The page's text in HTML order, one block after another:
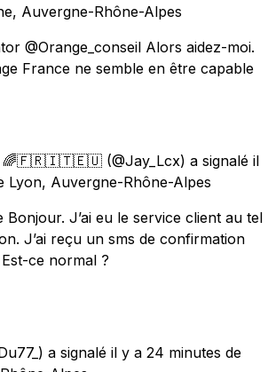
Auvergne-Rhône-Alpes
@Orange_conseil Alors aidez-moi.
France ne semble en être capable
(@Jay_Lcx) a signalé il
Lyon, Auvergne-Rhône-Alpes
Bonjour. J’ai eu le service client au tel
J’ai reçu un sms de confirmation
ce normal ?
a signalé il y a 24 minutes de